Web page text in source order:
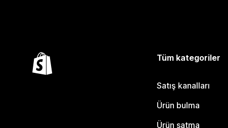
Tüm kategoriler
Satış kanalları
Ürün bulma
Ürün satma